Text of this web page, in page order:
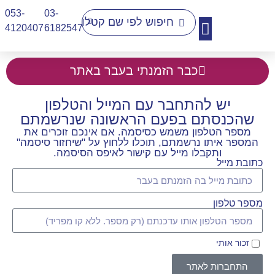
03-
6182547
053-
4120407​
כבר הזמנתי בעבר באתר
יש להתחבר עם המייל והטלפון
שהכנסתם בפעם הראשונה שנרשמתם
מספר הטלפון משמש כסיסמה. אם אינכם זוכרים את
המספר איתו נרשמתם, תוכלו ללחוץ על "שיחזור סיסמה"
ותקבלו מייל עם קישור לאיפס הסיסמה.
כתובת מייל
מספר טלפון
זכור אותי
התחברות לאתר